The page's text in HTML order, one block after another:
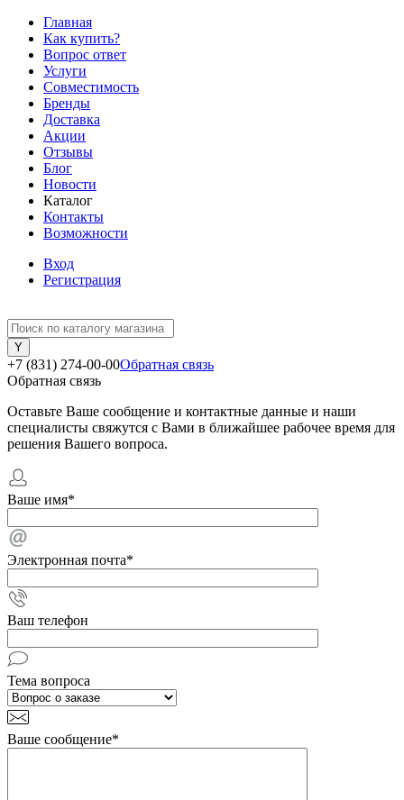
Главная
Как купить?
Вопрос ответ
Услуги
Совместимость
Бренды
Доставка
Акции
Отзывы
Блог
Новости
Каталог
Контакты
Возможности
Вход
Регистрация
+7 (831) 274-00-00Обратная связь
Обратная связь
Оставьте Ваше сообщение и контактные данные и наши
специалисты свяжутся с Вами в ближайшее рабочее время для
решения Вашего вопроса.
Ваше имя*
Электронная почта*
Ваш телефон
Тема вопроса
Ваше сообщение*